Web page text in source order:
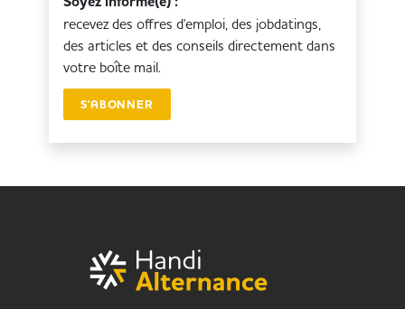
recevez des offres d'emploi, des jobdatings,
des articles et des conseils directement dans
votre boîte mail.
S'ABONNER